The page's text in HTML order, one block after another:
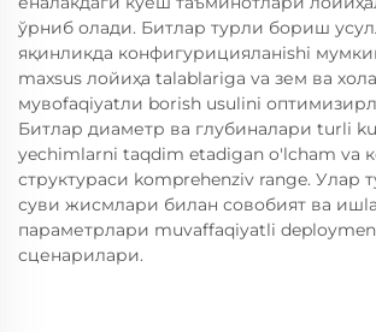
ўрниб олади. Битлар турли бориш
яқинликда конфигурицияланishi
maxsus лойиҳа talablariga va зем ва
мувоfaqiyatли borish usulini
Битлар диаметр ва глубиналари turli
yechimlarni taqdim etadigan o'lcham va
структураси komprehenziv range. Улар
суви жисмлари билан совобият ва
параметрлари muvaffaqiyatli
сценарилари.